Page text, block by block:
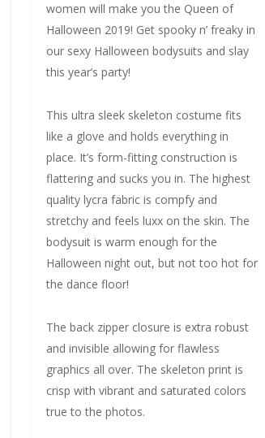
women will make you the Queen of
Halloween 2019! Get spooky n’ freaky in
our sexy Halloween bodysuits and slay
this year’s party!
This ultra sleek skeleton costume fits
like a glove and holds everything in
place. It’s form-fitting construction is
flattering and sucks you in. The highest
quality lycra fabric is compfy and
stretchy and feels luxx on the skin. The
bodysuit is warm enough for the
Halloween night out, but not too hot for
the dance floor!
The back zipper closure is extra robust
and invisible allowing for flawless
graphics all over. The skeleton print is
crisp with vibrant and saturated colors
true to the photos.